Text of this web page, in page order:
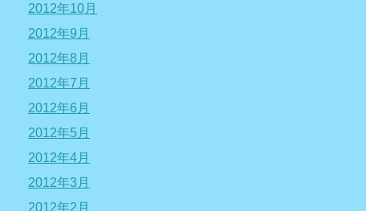
2012年10月
2012年9月
2012年8月
2012年7月
2012年6月
2012年5月
2012年4月
2012年3月
2012年2月